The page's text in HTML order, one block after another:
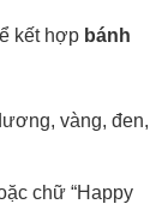
kết hợp bánh
vàng, đen,
chữ “Happy